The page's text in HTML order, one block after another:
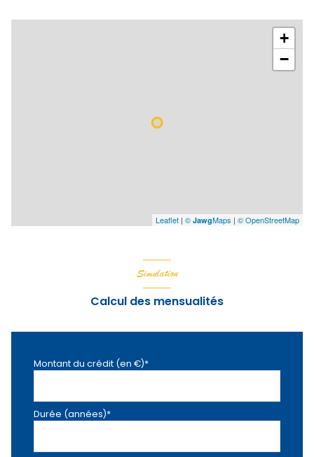
+
−
Leaflet | © JawgMaps | © OpenStreetMap
Simulation
Calcul des mensualités
Montant du crédit (en €)*
Durée (années)*